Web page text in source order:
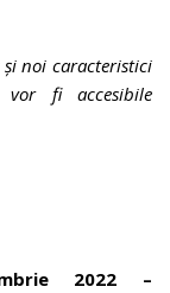
noi caracteristici
vor fi accesibile
2022 –